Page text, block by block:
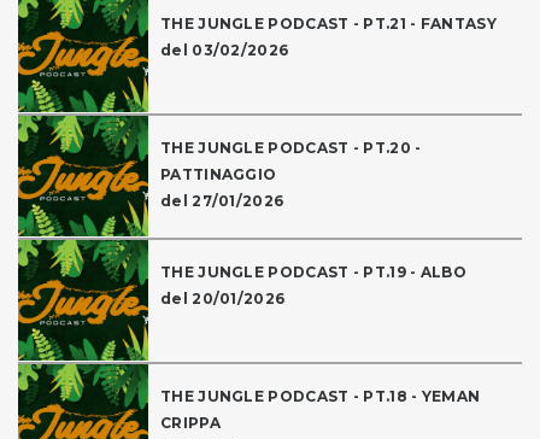
THE JUNGLE PODCAST - PT.21 - FANTASY
del 03/02/2026
THE JUNGLE PODCAST - PT.20 -
PATTINAGGIO
del 27/01/2026
THE JUNGLE PODCAST - PT.19 - ALBO
del 20/01/2026
THE JUNGLE PODCAST - PT.18 - YEMAN
CRIPPA